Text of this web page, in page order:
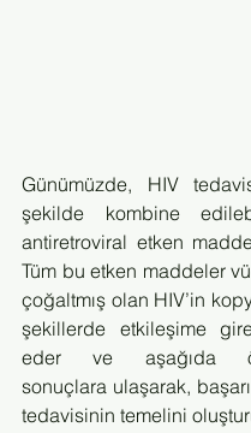
Günümüzde, HIV
şekilde kombine
antiretroviral etken madde
Tüm bu etken maddeler
çoğaltmış olan HIV’in
şekillerde etkileşime
eder ve aşağıda
sonuçlara ulaşarak,
tedavisinin temelini